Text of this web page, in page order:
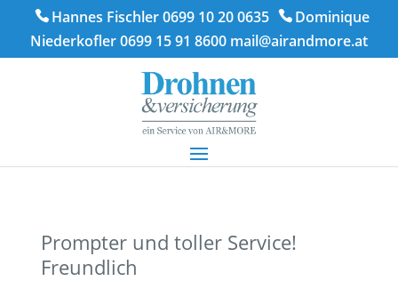
Hannes Fischler 0699 10 20 0635
Dominique
Niederkofler 0699 15 91 8600 mail@airandmore.at
Prompter und toller Service!
Freundlich